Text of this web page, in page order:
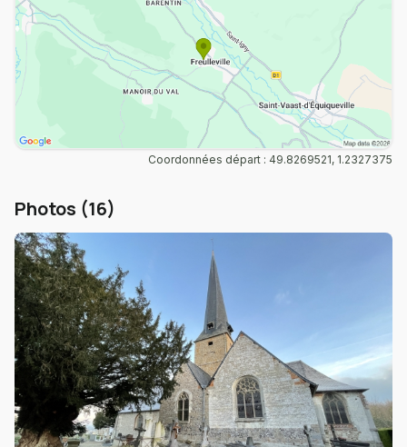
Coordonnées départ : 49.8269521, 1.2327375
Photos (16)